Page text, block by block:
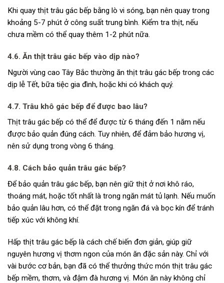
Khi quay thịt trâu gác bếp bằng lò vi sóng, bạn nên quay trong
khoảng 5-7 phút ở công suất trung bình. Kiểm tra thịt, nếu
chưa mềm có thể quay thêm 1-2 phút nữa.
4.6. Ăn thịt trâu gác bếp vào dịp nào?
Người vùng cao Tây Bắc thường ăn thịt trâu gác bếp trong các
dịp lễ Tết, bữa tiệc gia đình, hoặc khi có khách quý.
4.7. Trâu khô gác bếp để được bao lâu?
Thịt trâu gác bếp có thể để được từ 6 tháng đến 1 năm nếu
được bảo quản đúng cách. Tuy nhiên, để đảm bảo hương vị,
nên sử dụng trong vòng 6 tháng.
4.8. Cách bảo quản trâu gác bếp?
Để bảo quản trâu gác bếp, bạn nên giữ thịt ở nơi khô ráo,
thoáng mát, hoặc tốt nhất là trong ngăn mát tủ lạnh. Nếu muốn
bảo quản lâu hơn, có thể đặt trong ngăn đá và bọc kín để tránh
tiếp xúc với không khí.
Hấp thịt trâu gác bếp là cách chế biến đơn giản, giúp giữ
nguyên hương vị thơm ngon của món ăn đặc sản này. Chỉ với
vài bước cơ bản, bạn đã có thể thưởng thức món thịt trâu gác
bếp mềm, thơm, và đậm đà hương vị. Món ăn này không chỉ